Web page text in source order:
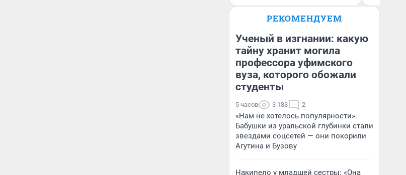
РЕКОМЕНДУЕМ
Ученый в изгнании: какую
тайну хранит могила
профессора уфимского
вуза, которого обожали
студенты
5 часов 3 183 2
«Нам не хотелось популярности».
Бабушки из уральской глубинки стали
звездами соцсетей — они покорили
Агутина и Бузову
Накипело у младшей сестры: «Она